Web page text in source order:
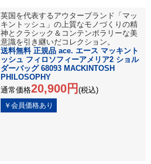
英国を代表するアウターブランド「マッ
キントッシュ」の上質なモノづくりの精
神とクラシック＆コンテンポラリーな美
意識を引き継いだコレクション。
送料無料 正規品 ace. エース マッキント
ッシュ フィロソフィーアメリア2 ショル
ダーバッグ 68093 MACKINTOSH
PHILOSOPHY
通常価格20,900円 (税込)